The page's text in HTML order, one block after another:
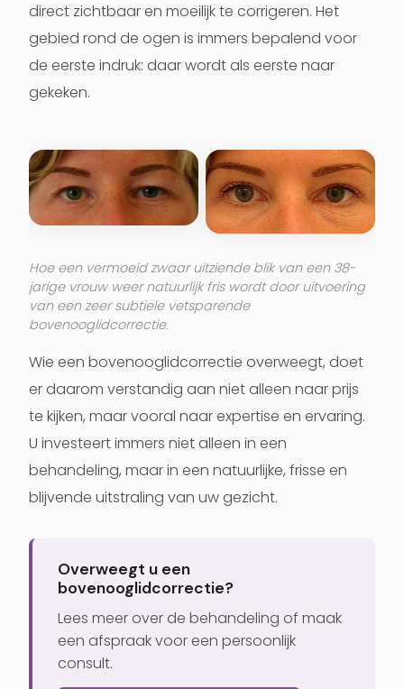
direct zichtbaar en moeilijk te corrigeren. Het
gebied rond de ogen is immers bepalend voor
de eerste indruk: daar wordt als eerste naar
gekeken.
Hoe een vermoeid zwaar uitziende blik van een 38-
jarige vrouw weer natuurlijk fris wordt door uitvoering
van een zeer subtiele vetsparende
bovenooglidcorrectie.
Wie een bovenooglidcorrectie overweegt, doet
er daarom verstandig aan niet alleen naar prijs
te kijken, maar vooral naar expertise en ervaring.
U investeert immers niet alleen in een
behandeling, maar in een natuurlijke, frisse en
blijvende uitstraling van uw gezicht.
Overweegt u een
bovenooglidcorrectie?
Lees meer over de behandeling of maak
een afspraak voor een persoonlijk
consult.